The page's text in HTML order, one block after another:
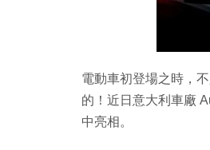
電動車初登場之時，
的！近日意大利車廠
中亮相。